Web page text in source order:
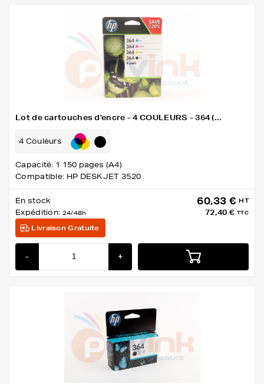
Lot de cartouches d'encre - 4 COULEURS - 364 (...
4 Couleurs
Capacité: 1 150 pages (A4)
Compatible: HP DESKJET 3520
En stock
Expédition: 24/48h
60,33 € HT
72,40 € TTC
Livraison Gratuite
- +